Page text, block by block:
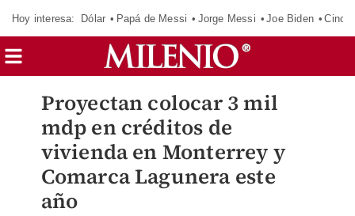
Hoy interesa: Dólar Papá de Messi Jorge Messi Joe Biden
Proyectan colocar 3 mil
mdp en créditos de
vivienda en Monterrey y
Comarca Lagunera este
año